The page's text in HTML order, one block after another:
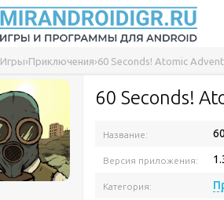
Игры›Приключения›60 Seconds! Atomic
60 Seconds!
Название:
Версия приложения:
Категория: